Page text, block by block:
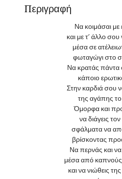
Περιγραφή
Να κοιμάσαι με
και με τ’ άλλο
μέσα σε
φωταγώγι στο
Να κρατάς πάντα
κάποιο
Στην καρδιά σου
της αγάπης
Όμορφα και
να διάγεις
σφάλματα να
βρίσκοντας
Να περνάς και να
μέσα από καπνούς
και να νιώθεις